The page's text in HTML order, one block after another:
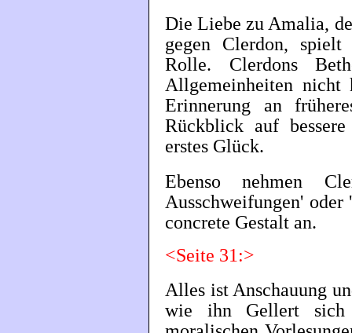
Die Liebe zu Amalia,
gegen Clerdon,
Rolle. Clerdons
Allgemeinheiten nicht
Erinnerung an
Rückblick auf
erstes Glück.
Ebenso nehmen
Ausschweifungen'
concrete Gestalt an.
<Seite 31:>
Alles ist Anschauung
wie ihn Gellert